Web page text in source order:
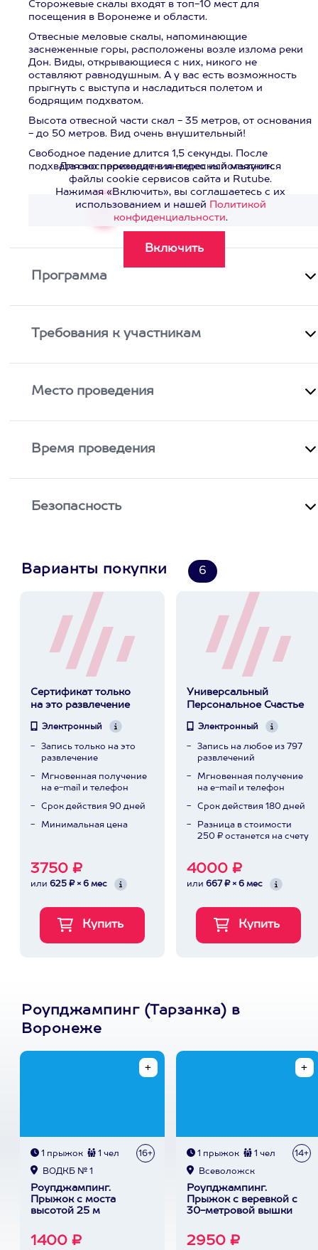
Сторожевые скалы входят в топ-10 мест для
посещения в Воронеже и области.
Отвесные меловые скалы, напоминающие
заснеженные горы, расположены возле излома реки
Дон. Виды, открывающиеся с них, никого не
оставляют равнодушным. А у вас есть возможность
прыгнуть с выступа и насладиться полетом и
бодрящим подхватом.
Высота отвесной части скал - 35 метров, от основания
- до 50 метров. Вид очень внушительный!
Свободное падение длится 1,5 секунды. После
подхвата оно переходит в интересный маятник.
Смотреть видео>
Для воспроизведения видео используются
файлы cookie сервисов сайта и Rutube.
Нажимая «Включить», вы соглашаетесь с их
использованием и нашей Политикой
конфиденциальности.
Программа
Требования к участникам
Место проведения
Время проведения
Безопасность
Варианты покупки 6
Сертификат только
на это развлечение
Электронный
Запись только на это
развлечение
Мгновенная получение
на e-mail и телефон
Срок действия 90 дней
Минимальная цена
3750 ₽
или 625 ₽ × 6 мес
Универсальный
Персональное Счастье
Электронный
Запись на любое из 797
развлечений
Мгновенная получение
на e-mail и телефон
Срок действия 180 дней
Разница в стоимости
250 ₽ останется на счету
4000 ₽
или 667 ₽ × 6 мес
Роупджампинг (Тарзанка) в
Воронеже
1 прыжок 1 чел 16+
ВОДКБ № 1
Роупджампинг.
Прыжок с моста
высотой 25 м
1400 ₽
1 прыжок 1 чел 14+
Всеволожск
Роупджампинг.
Прыжок с веревкой с
30-метровой вышки
2950 ₽